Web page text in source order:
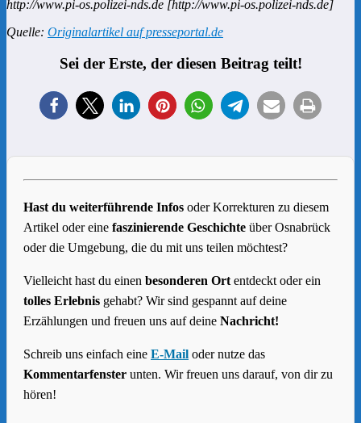
http://www.pi-os.polizei-nds.de [http://www.pi-os.polizei-nds.de]
Quelle: Originalartikel auf presseportal.de
Sei der Erste, der diesen Beitrag teilt!
Hast du weiterführende Infos oder Korrekturen zu diesem
Artikel oder eine faszinierende Geschichte über Osnabrück
oder die Umgebung, die du mit uns teilen möchtest?
Vielleicht hast du einen besonderen Ort entdeckt oder ein
tolles Erlebnis gehabt? Wir sind gespannt auf deine
Erzählungen und freuen uns auf deine Nachricht!
Schreib uns einfach eine E-Mail oder nutze das
Kommentarfenster unten. Wir freuen uns darauf, von dir zu
hören!